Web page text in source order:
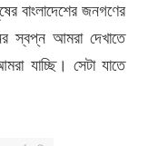
বাংলাদেশের জনগণের
স্বপ্ন আমরা দেখাতে
যাচ্ছি। সেটা যাতে